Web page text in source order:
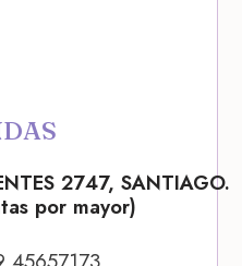
2747, SANTIAGO.
por mayor)